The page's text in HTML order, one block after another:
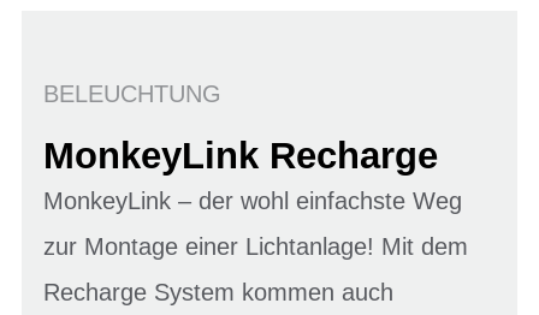
BELEUCHTUNG
MonkeyLink Recharge
MonkeyLink – der wohl einfachste Weg
zur Montage einer Lichtanlage! Mit dem
Recharge System kommen auch